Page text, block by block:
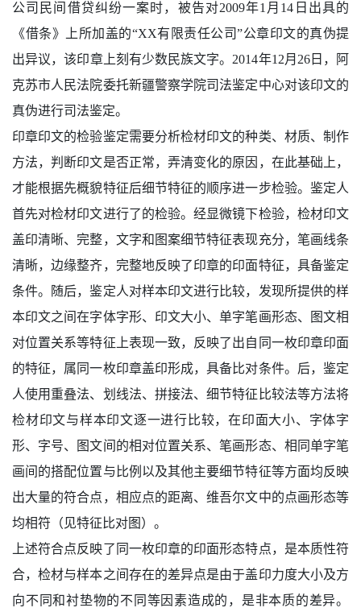
公司民间借贷纠纷一案时，被告对2009年1月14日出具的
《借条》上所加盖的“XX有限责任公司”公章印文的真伪提
出异议，该印章上刻有少数民族文字。2014年12月26日，阿
克苏市人民法院委托新疆警察学院司法鉴定中心对该印文的
真伪进行司法鉴定。
印章印文的检验鉴定需要分析检材印文的种类、材质、制作
方法，判断印文是否正常，弄清变化的原因，在此基础上，
才能根据先概貌特征后细节特征的顺序进一步检验。鉴定人
首先对检材印文进行了的检验。经显微镜下检验，检材印文
盖印清晰、完整，文字和图案细节特征表现充分，笔画线条
清晰，边缘整齐，完整地反映了印章的印面特征，具备鉴定
条件。随后，鉴定人对样本印文进行比较，发现所提供的样
本印文之间在字体字形、印文大小、单字笔画形态、图文相
对位置关系等特征上表现一致，反映了出自同一枚印章印面
的特征，属同一枚印章盖印形成，具备比对条件。后，鉴定
人使用重叠法、划线法、拼接法、细节特征比较法等方法将
检材印文与样本印文逐一进行比较，在印面大小、字体字
形、字号、图文间的相对位置关系、笔画形态、相同单字笔
画间的搭配位置与比例以及其他主要细节特征等方面均反映
出大量的符合点，相应点的距离、维吾尔文中的点画形态等
均相符（见特征比对图）。
上述符合点反映了同一枚印章的印面形态特点，是本质性符
合，检材与样本之间存在的差异点是由于盖印力度大小及方
向不同和衬垫物的不同等因素造成的，是非本质的差异。